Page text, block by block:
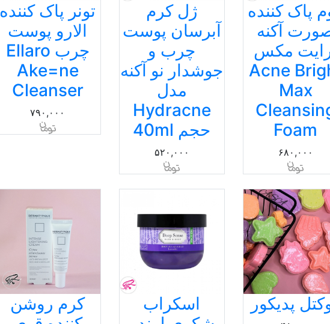
پاک کننده
آکنه
مکس
Acne
Max
Foam
۶۸۰,۰۰۰
ژل کرم
آبرسان پوست
چرب و
جوشدار نو آکنه
مدل
Hydracne
حجم 40ml
۵۲۰,۰۰۰
تونر پاک کننده
الارو پوست
چرب Ellaro
Ake=ne
Cleanser
۷۹۰,۰۰۰
پدیکور
اسکراب
کرم روشن